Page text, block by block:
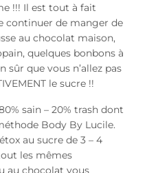
!!! Il est tout à fait
continuer de manger de
au chocolat maison,
quelques bonbons à
sûr que vous n’allez pas
le sucre !!
sain – 20% trash dont
Body By Lucile.
au sucre de 3 – 4
les mêmes
au chocolat vous